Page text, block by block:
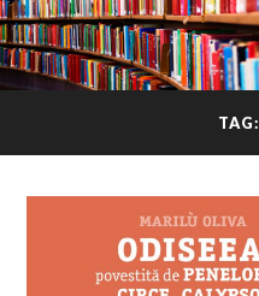
TAG: